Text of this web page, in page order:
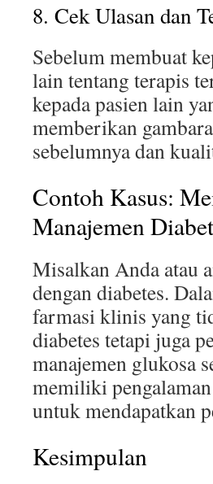
8. Cek Ulasan dan
Sebelum membuat
lain tentang terapis
kepada pasien lain
memberikan
sebelumnya dan
Contoh Kasus:
Manajemen
Misalkan Anda atau
dengan diabetes.
farmasi klinis yang
diabetes tetapi juga
manajemen glukosa
memiliki
untuk mendapatkan
Kesimpulan